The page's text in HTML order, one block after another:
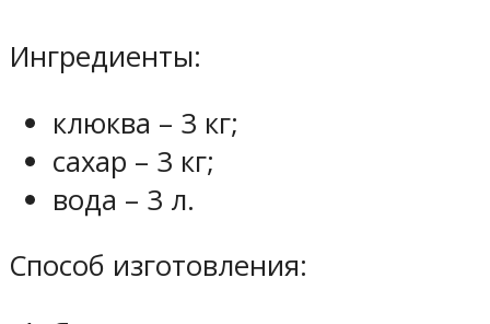
Ингредиенты:
клюква – 3 кг;
сахар – 3 кг;
вода – 3 л.
Способ изготовления: